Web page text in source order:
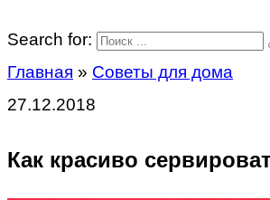
Search for:
Главная » Советы для дома
27.12.2018
Как красиво